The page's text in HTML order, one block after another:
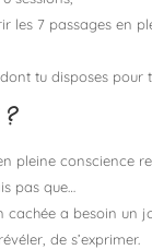
les 7 passages en
tu disposes pour
pleine conscience
pas que…
cachée a besoin un
de s’exprimer.